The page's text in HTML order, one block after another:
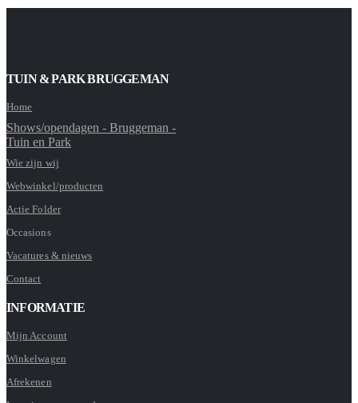
TUIN & PARK BRUGGEMAN
Home
Shows/opendagen - Bruggeman -
Tuin en Park
Wie zijn wij
Webwinkel/producten
Actie Folder
Occasions
Vacatures & nieuws
Contact
INFORMATIE
Mijn Account
Winkelwagen
Afrekenen